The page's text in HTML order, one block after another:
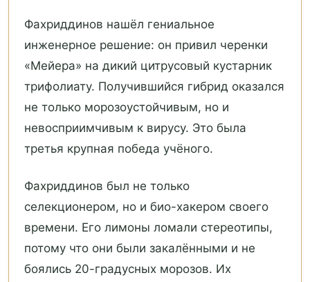
Фахриддинов нашёл гениальное
инженерное решение: он привил черенки
«Мейера» на дикий цитрусовый кустарник
трифолиату. Получившийся гибрид оказался
не только морозоустойчивым, но и
невосприимчивым к вирусу. Это была
третья крупная победа учёного.
Фахриддинов был не только
селекционером, но и био-хакером своего
времени. Его лимоны ломали стереотипы,
потому что они были закалёнными и не
боялись 20-градусных морозов. Их